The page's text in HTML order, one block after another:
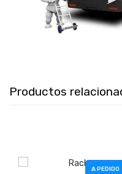
Productos
A PEDIDO